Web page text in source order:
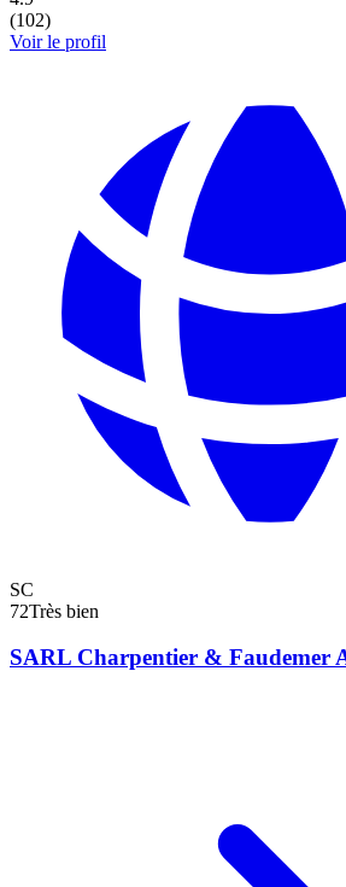
(102)
Voir le profil
SC
72Très bien
SARL Charpentier & Faudemer